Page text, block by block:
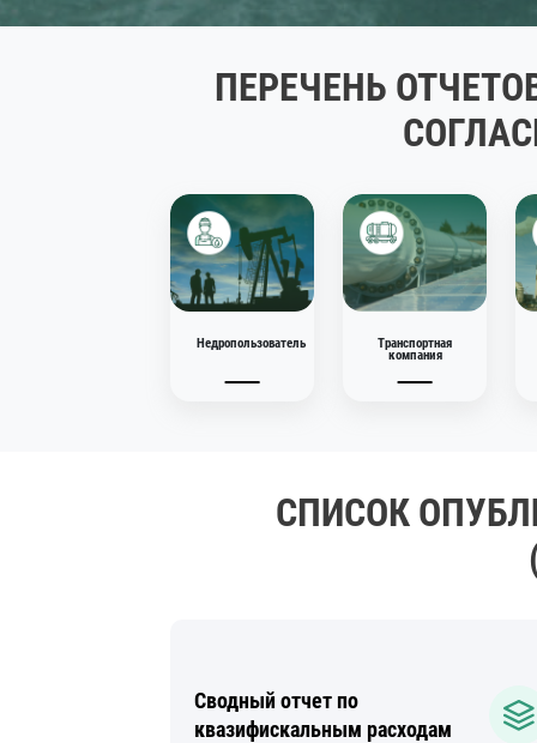
Объявление для
недропользователям
оцифровку контрактных,
быть представлены в
.xls/.xlsx)
29.12.2025
ПЕРЕЧЕНЬ
Недропользователь Транспортная
компания
СПИСОК
Сводный отчет по
квазифискальным расходам